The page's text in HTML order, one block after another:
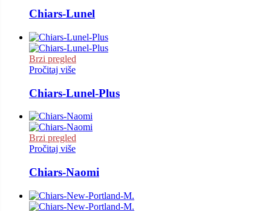
Chiars-Lunel
Brzi pregled
Pročitaj više
Chiars-Lunel-Plus
Brzi pregled
Pročitaj više
Chiars-Naomi